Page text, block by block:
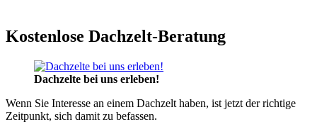
Kostenlose Dachzelt-Beratung
Dachzelte bei uns erleben!
Wenn Sie Interesse an einem Dachzelt haben, ist jetzt der richtige
Zeitpunkt, sich damit zu befassen.